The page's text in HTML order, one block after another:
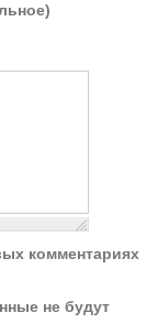
комментариях
не будут